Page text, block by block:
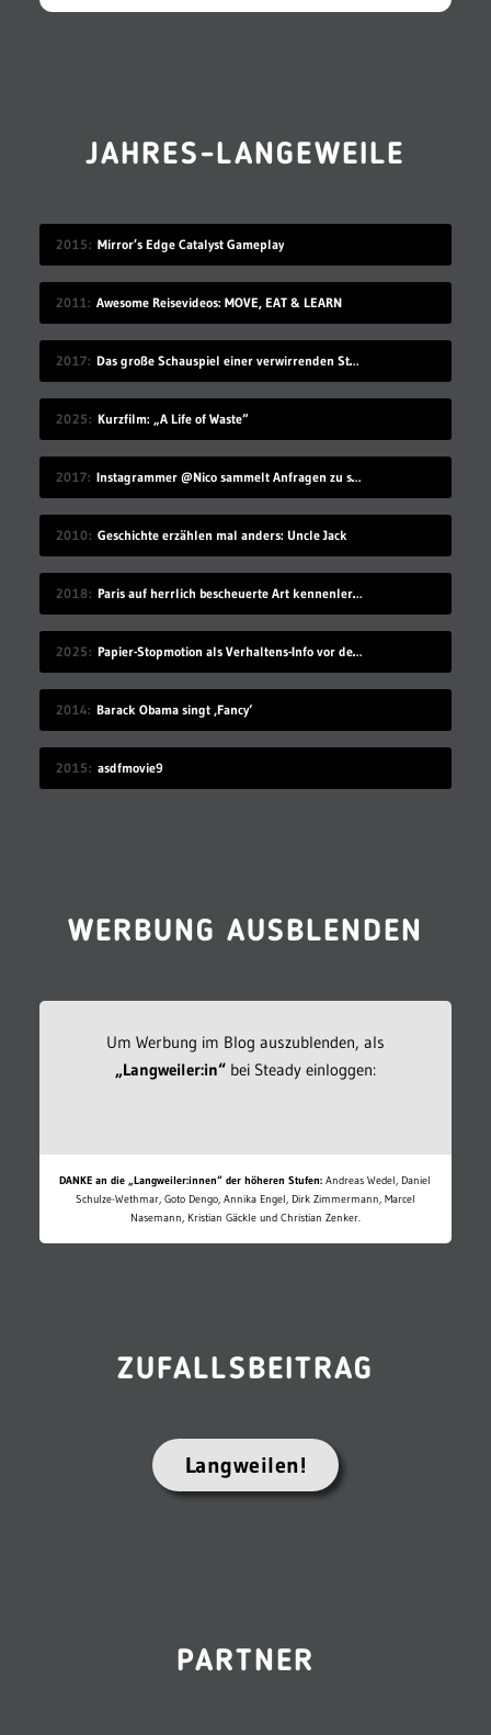
JAHRES-LANGEWEILE
2015 Mirror’s Edge Catalyst Gameplay
2011 Awesome Reisevideos: MOVE, EAT & LEARN
2017 Das große Schauspiel einer verwirrenden Straßenkennzeichnung
2025 Kurzfilm: „A Life of Waste“
2017 Instagrammer @Nico sammelt Anfragen zu seinem Benutzernamen
2010 Geschichte erzählen mal anders: Uncle Jack
2018 Paris auf herrlich bescheuerte Art kennenlernen
2025 Papier-Stopmotion als Verhaltens-Info vor dem Kinofilm
2014 Barack Obama singt ‚Fancy‘
2015 asdfmovie9
WERBUNG AUSBLENDEN
Um Werbung im Blog auszublenden, als
„Langweiler:in“bei Steady einloggen:
DANKE an die „Langweiler:innen“ der höheren Stufen: Andreas Wedel, Daniel
Schulze-Wethmar, Goto Dengo, Annika Engel, Dirk Zimmermann, Marcel
Nasemann, Kristian Gäckle und Christian Zenker.
ZUFALLSBEITRAG
Langweilen!
PARTNER